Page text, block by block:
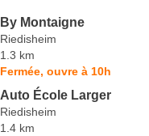
By Montaigne
Riedisheim
1.3 km
Fermée, ouvre à 10h
Auto École Larger
Riedisheim
1.4 km